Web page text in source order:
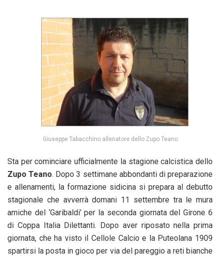
Giuseppe Tabacchino allenatore dello Zupo Teano
Sta per cominciare ufficialmente la stagione calcistica dello
Zupo Teano. Dopo 3 settimane abbondanti di preparazione
e allenamenti, la formazione sidicina si prepara al debutto
stagionale che avverrà domani 11 settembre tra le mura
amiche del ‘Garibaldi’ per la seconda giornata del Girone 6
di Coppa Italia Dilettanti. Dopo aver riposato nella prima
giornata, che ha visto il Cellole Calcio e la Puteolana 1909
spartirsi la posta in gioco per via del pareggio a reti bianche